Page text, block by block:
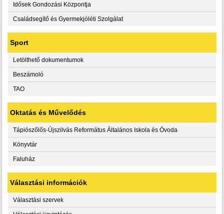
Idősek Gondozási Központja
Családsegítő és Gyermekjóléti Szolgálat
Sport
Letölthető dokumentumok
Beszámoló
TAO
Oktatás és Művelődés
Tápiószőlős-Újszilvás Református Általános Iskola és Óvoda
Könyvtár
Faluház
Választási információk
Választási szervek